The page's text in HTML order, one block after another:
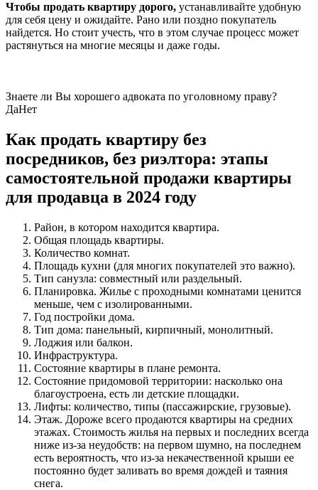
Чтобы продать квартиру дорого, устанавливайте удобную
для себя цену и ожидайте. Рано или поздно покупатель
найдется. Но стоит учесть, что в этом случае процесс может
растянуться на многие месяцы и даже годы.
Знаете ли Вы хорошего адвоката по уголовному праву?
ДаНет
Как продать квартиру без
посредников, без риэлтора: этапы
самостоятельной продажи квартиры
для продавца в 2024 году
Район, в котором находится квартира.
Общая площадь квартиры.
Количество комнат.
Площадь кухни (для многих покупателей это важно).
Тип санузла: совместный или раздельный.
Планировка. Жилье с проходными комнатами ценится
меньше, чем с изолированными.
Год постройки дома.
Тип дома: панельный, кирпичный, монолитный.
Лоджия или балкон.
Инфраструктура.
Состояние квартиры в плане ремонта.
Состояние придомовой территории: насколько она
благоустроена, есть ли детские площадки.
Лифты: количество, типы (пассажирские, грузовые).
Этаж. Дороже всего продаются квартиры на средних
этажах. Стоимость жилья на первых и последних всегда
ниже из-за неудобств: на первом шумно, на последнем
есть вероятность, что из-за некачественной крыши ее
постоянно будет заливать во время дождей и таяния
снега.